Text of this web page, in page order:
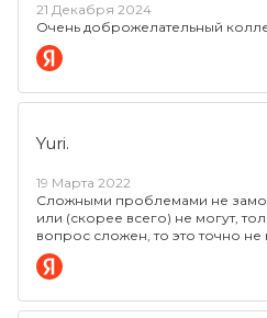
21 Декабря 2024
Очень доброжелательный
Yuri.
19 Марта 2022
Сложными проблемами не
или (скорее всего) не могут,
вопрос сложен, то это точно не